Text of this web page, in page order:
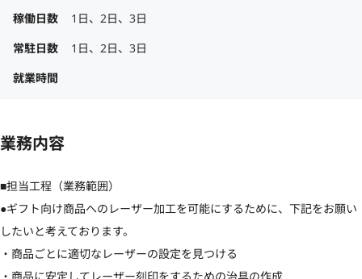
稼働日数
1日、2日、3日
常駐日数
1日、2日、3日
就業時間
業務内容
■担当工程（業務範囲）
●ギフト向け商品へのレーザー加工を可能にするために、下記をお願い
したいと考えております。
・商品ごとに適切なレーザーの設定を見つける